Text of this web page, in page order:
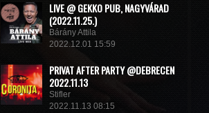
LIVE @ GEKKO PUB, NAGYVÁRAD
(2022.11.25.)
Bárány Attila
2022.12.01 15:59
PRIVAT AFTER PARTY @DEBRECEN
2022.11.13
Stifler
2022.11.13 08:15